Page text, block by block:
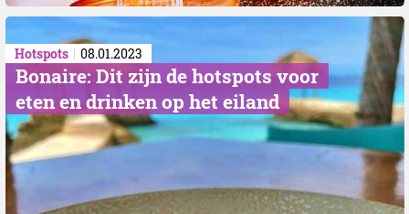
Hotspots 08.01.2023
Bonaire: Dit zijn de hotspots voor
eten en drinken op het eiland